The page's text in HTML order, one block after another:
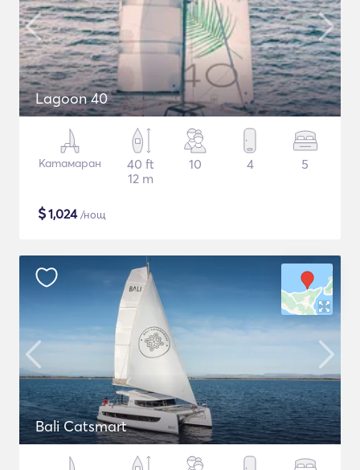
Lagoon 40
Катамаран
40 ft
12 m
10 4 5
$1,024/нощ
Bali Catsmart